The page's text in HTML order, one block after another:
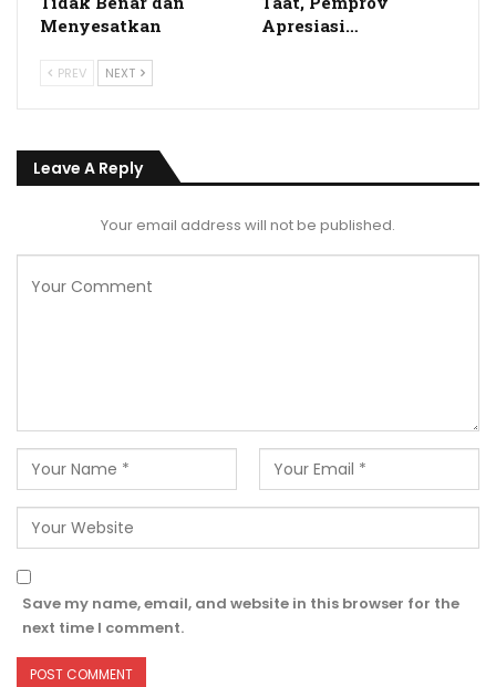
Menyesatkan
Apresiasi…
PREV NEXT
Leave A Reply
Your email address will not be published.
Save my name, email, and website in this browser for the
next time I comment.